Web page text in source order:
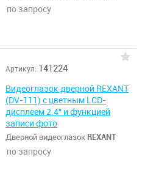
по запросу
Артикул: 141224
Видеоглазок дверной REXANT
(DV-111) с цветным LCD-
дисплеем 2.4" и функцией
записи фото
Дверной видеоглазок REXANT
по запросу